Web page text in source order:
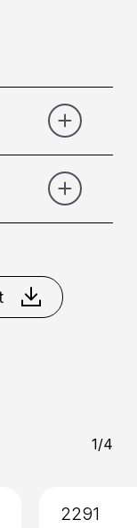
Gold
Nikel
1/4
2291